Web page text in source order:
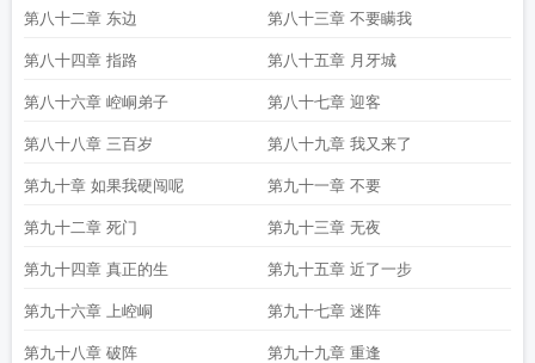
第八十二章 东边 第八十三章 不要瞒我
第八十四章 指路 第八十五章 月牙城
第八十六章 崆峒弟子 第八十七章 迎客
第八十八章 三百岁 第八十九章 我又来了
第九十章 如果我硬闯呢 第九十一章 不要
第九十二章 死门 第九十三章 无夜
第九十四章 真正的生 第九十五章 近了一步
第九十六章 上崆峒 第九十七章 迷阵
第九十八章 破阵 第九十九章 重逢